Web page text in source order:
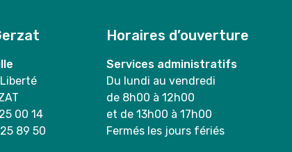
00 14
89 50
Horaires d’ouverture
Services administratifs
Du lundi au vendredi
de 8h00 à 12h00
et de 13h00 à 17h00
Fermés les jours fériés